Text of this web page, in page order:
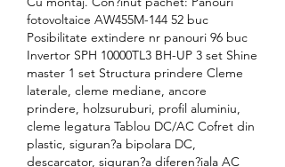
fotovoltaice AW455M-144 52 buc
Posibilitate extindere nr panouri 96 buc
Invertor SPH 10000TL3 BH-UP 3 set Shine
master 1 set Structura prindere Cleme
laterale, cleme mediane, ancore
prindere, holzsuruburi, profil aluminiu,
cleme legatura Tablou DC/AC Cofret din
plastic, siguran?a bipolara DC,
descarcator, siguran?a diferen?iala AC